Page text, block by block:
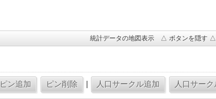
統計データの地図表示 △ ボタンを隠す △